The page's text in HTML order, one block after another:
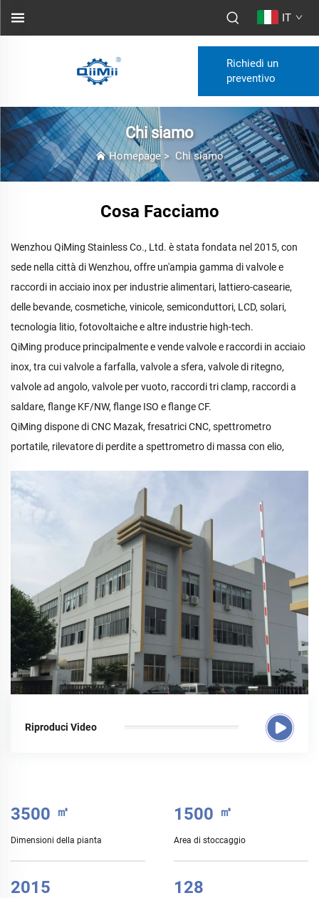
IT
Richiedi un
preventivo
Chi siamo
Homepage> Chi siamo
Cosa Facciamo
Wenzhou QiMing Stainless Co., Ltd. è stata fondata nel 2015, con
sede nella città di Wenzhou, offre un'ampia gamma di valvole e
raccordi in acciaio inox per industrie alimentari, lattiero-casearie,
delle bevande, cosmetiche, vinicole, semiconduttori, LCD, solari,
tecnologia litio, fotovoltaiche e altre industrie high-tech.
QiMing produce principalmente e vende valvole e raccordi in acciaio
inox, tra cui valvole a farfalla, valvole a sfera, valvole di ritegno,
valvole ad angolo, valvole per vuoto, raccordi tri clamp, raccordi a
saldare, flange KF/NW, flange ISO e flange CF.
QiMing dispone di CNC Mazak, fresatrici CNC, spettrometro
portatile, rilevatore di perdite a spettrometro di massa con elio,
Riproduci Video
3500 ㎡
Dimensioni della pianta
1500 ㎡
Area di stoccaggio
2015 128